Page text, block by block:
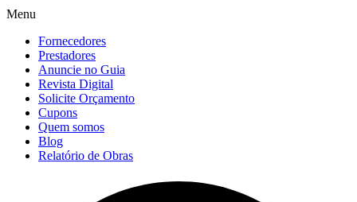
Menu
Fornecedores
Prestadores
Anuncie no Guia
Revista Digital
Solicite Orçamento
Cupons
Quem somos
Blog
Relatório de Obras